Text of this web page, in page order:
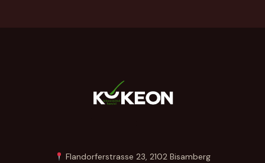
Flandorferstrasse 23, 2102 Bisamberg